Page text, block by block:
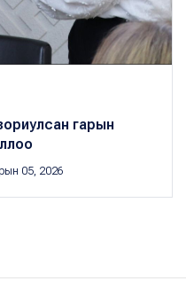
гарын
05, 2026